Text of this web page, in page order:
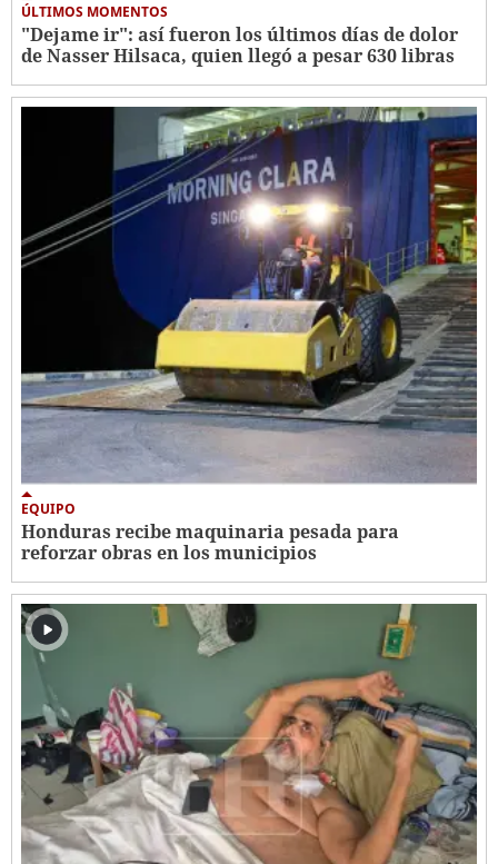
ÚLTIMOS MOMENTOS
"Dejame ir": así fueron los últimos días de dolor
de Nasser Hilsaca, quien llegó a pesar 630 libras
EQUIPO
Honduras recibe maquinaria pesada para
reforzar obras en los municipios